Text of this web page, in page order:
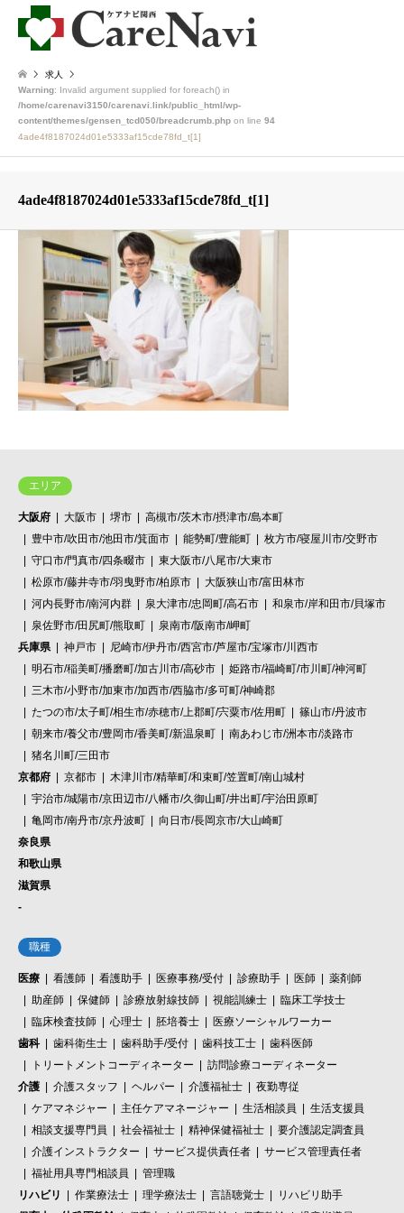
求人
Warning: Invalid argument supplied for foreach() in
/home/carenavi3150/carenavi.link/public_html/wp-
content/themes/gensen_tcd050/breadcrumb.php on line 94
4ade4f8187024d01e5333af15cde78fd_t[1]
4ade4f8187024d01e5333af15cde78fd_t[1]
エリア
大阪府 大阪市 堺市
高槻市/茨木市/摂津市/島本町
豊中市/吹田市/池田市/箕面市
能勢町/豊能町
枚方市/寝屋川市/交野市
守口市/門真市/四条畷市
東大阪市/八尾市/大東市
松原市/藤井寺市/羽曳野市/柏原市
大阪狭山市/富田林市
河内長野市/南河内群
泉大津市/忠岡町/高石市
和泉市/岸和田市/貝塚市
泉佐野市/田尻町/熊取町
泉南市/阪南市/岬町
兵庫県
神戸市
尼崎市/伊丹市/西宮市/芦屋市/宝塚市/川西市
明石市/稲美町/播磨町/加古川市/高砂市
姫路市/福崎町/市川町/神河町
三木市/小野市/加東市/加西市/西脇市/多可町/神崎郡
たつの市/太子町/相生市/赤穂市/上郡町/宍粟市/佐用町
篠山市/丹波市
朝来市/養父市/豊岡市/香美町/新温泉町
南あわじ市/洲本市/淡路市
猪名川町/三田市
京都府
京都市
木津川市/精華町/和束町/笠置町/南山城村
宇治市/城陽市/京田辺市/八幡市/久御山町/井出町/宇治田原町
亀岡市/南丹市/京丹波町
向日市/長岡京市/大山崎町
奈良県
和歌山県
滋賀県
-
職種
医療 看護師 看護助手 医療事務/受付 診療助手 医師
薬剤師
助産師
保健師 診療放射線技師 視能訓練士
臨床工学技士
臨床検査技師
心理士 胚培養士
医療ソーシャルワーカー
歯科
歯科衛生士 歯科助手/受付 歯科技工士
歯科医師
トリートメントコーディネーター
訪問診療コーディネーター
介護
介護スタッフ ヘルパー 介護福祉士
夜勤専従
ケアマネジャー
主任ケアマネージャー 生活相談員
生活支援員
相談支援専門員
社会福祉士 精神保健福祉士
要介護認定調査員
介護インストラクター
サービス提供責任者
サービス管理責任者
福祉用具専門相談員
管理職
リハビリ
作業療法士 理学療法士 言語聴覚士
リハビリ助手